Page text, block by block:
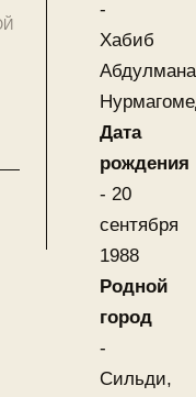
-
Хабиб
Дата
рождения
- 20
сентября
1988
Родной
город
-
Сильди,